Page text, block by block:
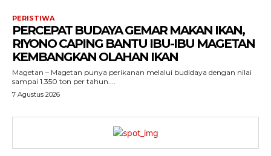
PERISTIWA
PERCEPAT BUDAYA GEMAR MAKAN IKAN,
RIYONO CAPING BANTU IBU-IBU MAGETAN
KEMBANGKAN OLAHAN IKAN
Magetan – Magetan punya perikanan melalui budidaya dengan nilai
sampai 1.350 ton per tahun....
7 Agustus 2026